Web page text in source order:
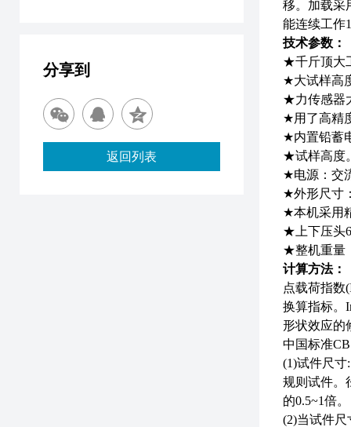
移。加载采
能连续工作
技术参数：
★千斤顶大
★大试样高
★力传感器
★用了高精
★内置铅蓄
★试样高度
★电源：交
★外形尺寸
★本机采用
★上下压头
★整机重量
计算方法：
点载荷指数
换算指标。
形状效应的
中国标准
(1)试件尺寸:
规则试件。
的0.5~1倍。
(2)当试件
分享到
返回列表